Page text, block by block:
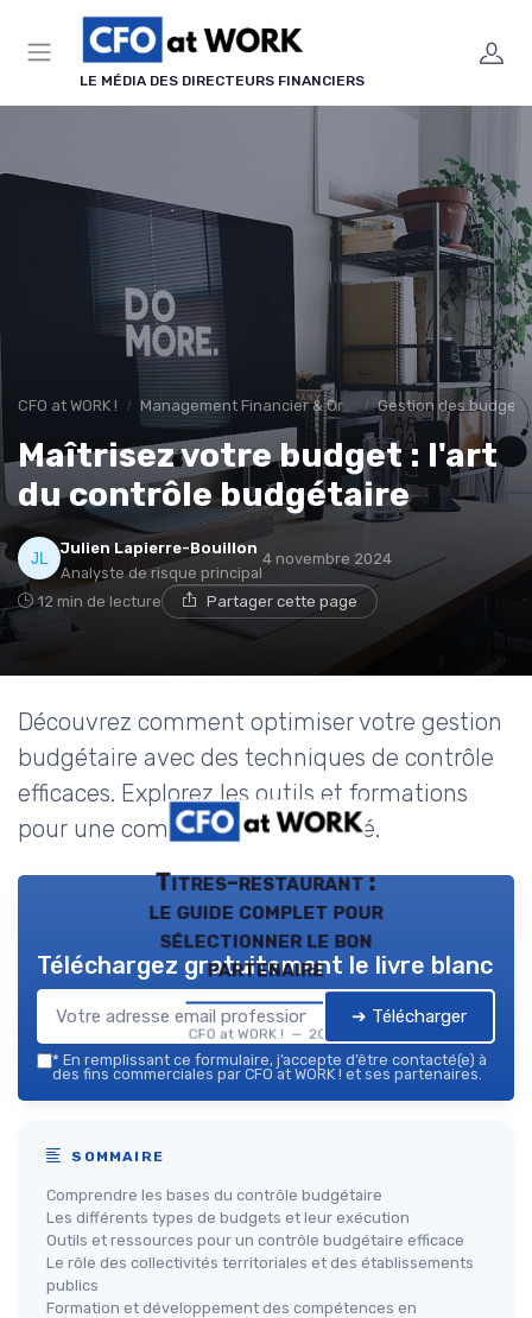
LE MÉDIA DES DIRECTEURS FINANCIERS
CFO at WORK ! Management Financier & Organisation Gestion des
Maîtrisez votre budget : l'art
du contrôle budgétaire
Julien Lapierre-Bouillon
Analyste de risque principal
4 novembre 2024
12 min de lecture Partager cette page
Découvrez comment optimiser votre gestion
budgétaire avec des techniques de contrôle
efficaces. Explorez les outils et formations
pour une comptabilité de qualité.
Titres-restaurant :
le guide complet pour
sélectionner le bon
partenaire
CFO at WORK ! — 2026
Téléchargez gratuitement le livre blanc
➔ Télécharger
* En remplissant ce formulaire, j’accepte d’être contacté(e) à
des fins commerciales par CFO at WORK ! et ses partenaires.
SOMMAIRE
Comprendre les bases du contrôle budgétaire
Les différents types de budgets et leur exécution
Outils et ressources pour un contrôle budgétaire efficace
Le rôle des collectivités territoriales et des établissements
publics
Formation et développement des compétences en
Panneau de gestion des cookies